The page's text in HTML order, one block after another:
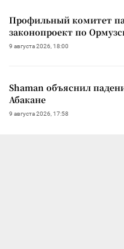
Профильный комитет
законопроект по
9 августа 2026, 18:00
Shaman объяснил
Абакане
9 августа 2026, 17:58